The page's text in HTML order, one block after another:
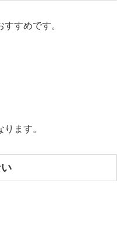
すめです。
ます。